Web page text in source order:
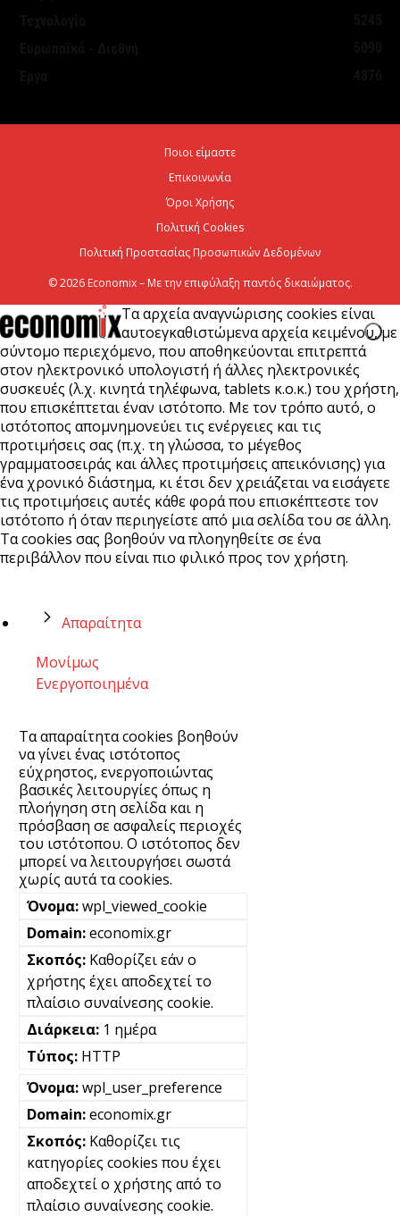
Ποιοι είμαστε
Επικοινωνία
Όροι Χρήσης
Πολιτική Cookies
Πολιτική Προστασίας Προσωπικών Δεδομένων
© 2026 Economix – Με την επιφύλαξη παντός δικαιώματος.
Τα αρχεία αναγνώρισης cookies είναι
αυτοεγκαθιστώμενα αρχεία κειμένου, με
σύντομο περιεχόμενο, που αποθηκεύονται επιτρεπτά
στον ηλεκτρονικό υπολογιστή ή άλλες ηλεκτρονικές
συσκευές (λ.χ. κινητά τηλέφωνα, tablets κ.ο.κ.) του χρήστη,
που επισκέπτεται έναν ιστότοπο. Με τον τρόπο αυτό, ο
ιστότοπος απομνημονεύει τις ενέργειες και τις
προτιμήσεις σας (π.χ. τη γλώσσα, το μέγεθος
γραμματοσειράς και άλλες προτιμήσεις απεικόνισης) για
ένα χρονικό διάστημα, κι έτσι δεν χρειάζεται να εισάγετε
τις προτιμήσεις αυτές κάθε φορά που επισκέπτεστε τον
ιστότοπο ή όταν περιηγείστε από μια σελίδα του σε άλλη.
Τα cookies σας βοηθούν να πλοηγηθείτε σε ένα
περιβάλλον που είναι πιο φιλικό προς τον χρήστη.
Απαραίτητα
Μονίμως
Ενεργοποιημένα
Τα απαραίτητα cookies βοηθούν
να γίνει ένας ιστότοπος
εύχρηστος, ενεργοποιώντας
βασικές λειτουργίες όπως η
πλοήγηση στη σελίδα και η
πρόσβαση σε ασφαλείς περιοχές
του ιστότοπου. Ο ιστότοπος δεν
μπορεί να λειτουργήσει σωστά
χωρίς αυτά τα cookies.
wpl_viewed_cookie
economix.gr
Καθορίζει εάν ο
χρήστης έχει αποδεχτεί το
πλαίσιο συναίνεσης cookie.
1 ημέρα
HTTP
wpl_user_preference
economix.gr
Καθορίζει τις
κατηγορίες cookies που έχει
αποδεχτεί ο χρήστης από το
πλαίσιο συναίνεσης cookie.